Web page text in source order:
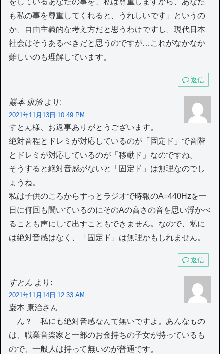
をしているあなたの事を、私は尊重しますから、あなた
も私の事を尊重してくれると、うれしいです」というの
か、自由主義的な考え方だと思うわけですし、現代日本
社会はそうあるべきだと思うのですが…これがなかなか
難しいのも理解しています。
返信
巌本 康治 より:
2021年11月13日 10:49 PM
すとん様、お返事ありがとうございます。
絶対音程とドレミが対応しているのが「固定ド」で音階
とドレミが対応しているのが「移動ド」なのですね。
そうすると絶対音感がないと「固定ド」は無理なのでし
ょうね。
私は子供のころからずっとラジオで時報のA=440Hzを一
日に何回も聞いているのにそのAの高さの音を思い浮かべ
ることも声にして出すこともできません。なので、私に
は絶対音感はなく、「固定ド」は無理かもしれません。
返信
すとん より:
2021年11月14日 12:33 AM
巌本 康治さん
ん？ 私にも絶対音感なんて無いですよ。あんなもの
は、職業音楽家と一部のお金持ちの子女が持っているも
ので、一般人は持って無いのが普通です。